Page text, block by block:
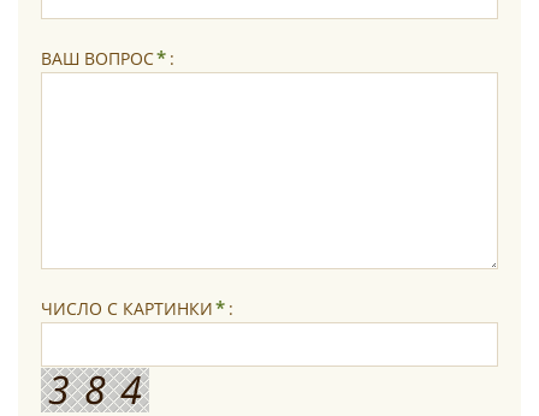
ВАШ ВОПРОС* :
ЧИСЛО С КАРТИНКИ* :